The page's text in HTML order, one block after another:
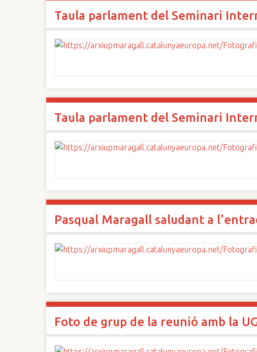
Taula parlament del Seminari
Taula parlament del Seminari
Pasqual Maragall saludant a
Foto de grup de la reunió amb la